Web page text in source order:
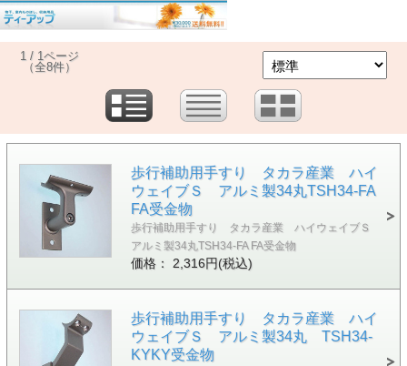
1 / 1ページ
（全8件）
歩行補助用手すり タカラ産業 ハイ
ウェイブＳ アルミ製34丸TSH34-FA
FA受金物
歩行補助用手すり タカラ産業 ハイウェイブＳ
アルミ製34丸TSH34-FA FA受金物
価格： 2,316円(税込)
歩行補助用手すり タカラ産業 ハイ
ウェイブＳ アルミ製34丸 TSH34-
KYKY受金物